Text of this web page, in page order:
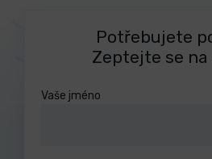
Potřebujete
Zeptejte se na
Vaše jméno